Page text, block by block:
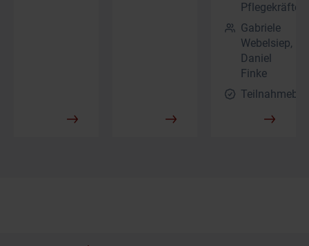
Pflegekräfte
Gabriele
Webelsiep,
Daniel
Finke